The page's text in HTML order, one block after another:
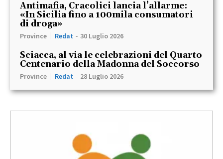
Antimafia, Cracolici lancia l’allarme:
«In Sicilia fino a 100mila consumatori
di droga»
Province Redat - 30 Luglio 2026
Sciacca, al via le celebrazioni del Quarto
Centenario della Madonna del Soccorso
Province Redat - 28 Luglio 2026